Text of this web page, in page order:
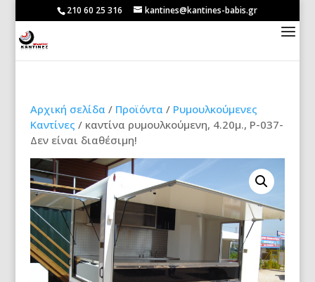
210 60 25 316 kantines@kantines-babis.gr
Αρχική σελίδα / Προϊόντα / Ρυμουλκούμενες
Καντίνες / καντίνα ρυμουλκούμενη, 4.20μ., Ρ-037-
Δεν είναι διαθέσιμη!